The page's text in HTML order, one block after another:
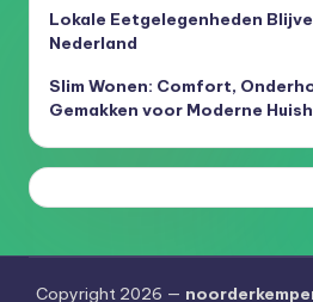
Lokale Eetgelegenheden
Nederland
Slim Wonen: Comfort,
Gemakken voor Moderne
Copyright 2026 —